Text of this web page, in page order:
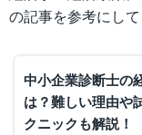
の記事を参考にして
中小企業診断士の
は？難しい理由や
クニックも解説！